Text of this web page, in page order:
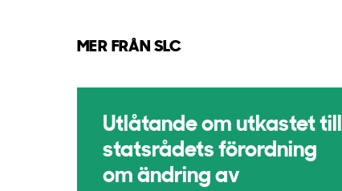
MER FRÅN SLC
Utlåtande om utkastet till
statsrådets förordning
om ändring av